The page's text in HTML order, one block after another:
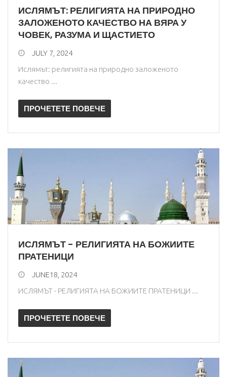
ИСЛЯМЪТ: РЕЛИГИЯТА НА ПРИРОДНО
ЗАЛОЖЕНОТО КАЧЕСТВО НА ВЯРА У
ЧОВЕК, РАЗУМА И ЩАСТИЕТО
JULY 7, 2024
Ислямът: религията на природно заложеното
качество ...
ПРОЧЕТЕТЕ ПОВЕЧЕ
ИСЛЯМЪТ - РЕЛИГИЯТА НА БОЖИИТЕ
ПРАТЕНИЦИ
JUNE18, 2024
ИСЛЯМЪТ - РЕЛИГИЯТА НА БОЖИИТЕ ПРАТЕНИЦИ ...
ПРОЧЕТЕТЕ ПОВЕЧЕ